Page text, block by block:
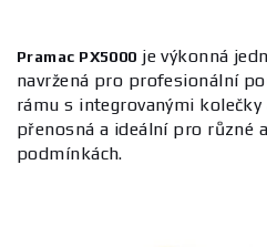
Pramac PX5000 je výkonná
navržená pro profesionální
rámu s integrovanými kolečky
přenosná a ideální pro různé
podmínkách.